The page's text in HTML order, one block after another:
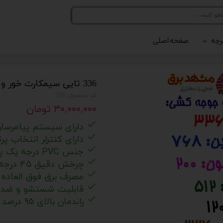
صفحه اصلی
336 تایی سیمکارت خور و فوق هوشمند
۳۰,۰۰۰,۰۰۰ تومان
دارای سیستم
دارای کنترلر انتخاب
جنس PVC درجه یک پلیمری پتروفوم
چرخش دقیق 45 درجه توسط حسگر های هوشمند
مصرف برق فوق
قابلیت شستشو و ضد
راندمان بالای 95 درصد واقعی